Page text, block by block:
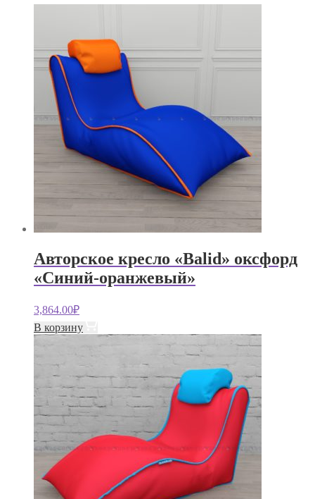
Авторское кресло «Balid» оксфорд
«Синий-оранжевый»
3,864.00₽
В корзину